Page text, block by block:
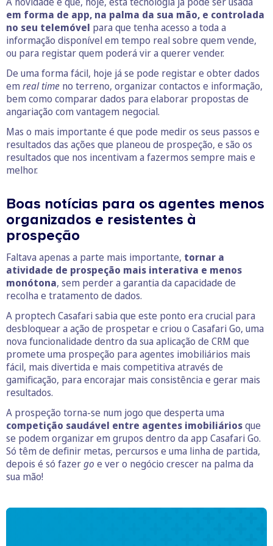
em forma de app, na palma da sua mão, e controlada
no seu telemóvel para que tenha acesso a toda a
informação disponível em tempo real sobre quem vende,
ou para registar quem poderá vir a querer vender.
De uma forma fácil, hoje já se pode registar e obter dados
em real time no terreno, organizar contactos e informação,
bem como comparar dados para elaborar propostas de
angariação com vantagem negocial.
Mas o mais importante é que pode medir os seus passos e
resultados das ações que planeou de prospeção, e são os
resultados que nos incentivam a fazermos sempre mais e
melhor.
Boas notícias para os agentes menos
organizados e resistentes à
prospeção
Faltava apenas a parte mais importante, tornar a
atividade de prospeção mais interativa e menos
monótona, sem perder a garantia da capacidade de
recolha e tratamento de dados.
A proptech Casafari sabia que este ponto era crucial para
desbloquear a ação de prospetar e criou o Casafari Go, uma
nova funcionalidade dentro da sua aplicação de CRM que
promete uma prospeção para agentes imobiliários mais
fácil, mais divertida e mais competitiva através de
gamificação, para encorajar mais consistência e gerar mais
resultados.
A prospeção torna-se num jogo que desperta uma
competição saudável entre agentes imobiliáriosque
se podem organizar em grupos dentro da app Casafari Go.
Só têm de definir metas, percursos e uma linha de partida,
depois é só fazergo e ver o negócio crescer na palma da
sua mão!